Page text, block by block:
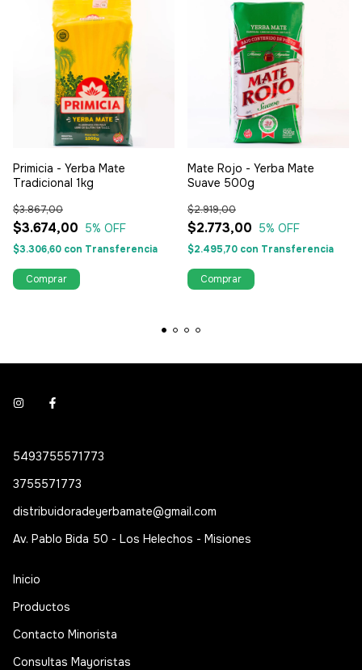
Primicia - Yerba Mate
Tradicional 1kg
$3.674,00
$3.867,00
5% OFF
$3.306,60 con Transferencia
Mate Rojo - Yerba Mate
Suave 500g
$2.773,00
$2.919,00
5% OFF
$2.495,70 con Transferencia
5493755571773
3755571773
distribuidoradeyerbamate@gmail.com
Av. Pablo Bida 50 - Los Helechos - Misiones
Inicio
Productos
Contacto Minorista
Consultas Mayoristas